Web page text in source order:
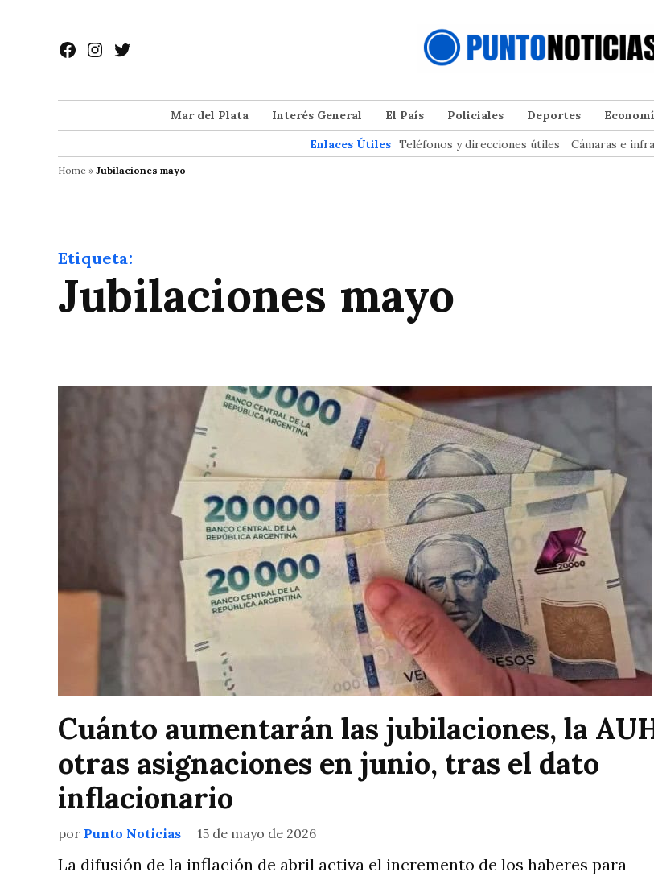
contenido
Facebook
Instagram
Twitter
Mar del Plata Interés General El País Policiales Deportes
Enlaces Útiles Teléfonos y direcciones útiles Cámaras e
Home » Jubilaciones mayo
Etiqueta:
Jubilaciones mayo
Cuánto aumentarán las jubilaciones, la
otras asignaciones en junio, tras el dato
inflacionario
por Punto Noticias 15 de mayo de 2026
La difusión de la inflación de abril activa el incremento de los haberes para